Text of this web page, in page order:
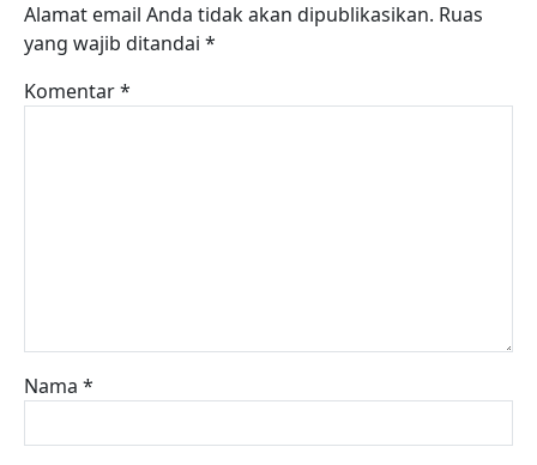
Alamat email Anda tidak akan dipublikasikan. Ruas
yang wajib ditandai *
Komentar*
Nama *